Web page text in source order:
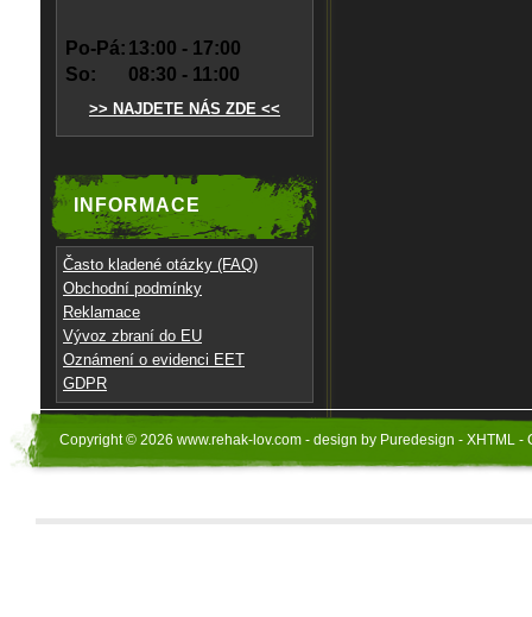
Po-Pá: 13:00 - 17:00
So:
08:30 - 11:00
>> NAJDETE NÁS ZDE <<
INFORMACE
Často kladené otázky (FAQ)
Obchodní podmínky
Reklamace
Vývoz zbraní do EU
Oznámení o evidenci EET
GDPR
Copyright © 2026 www.rehak-lov.com - design by Puredesign - XHTML -